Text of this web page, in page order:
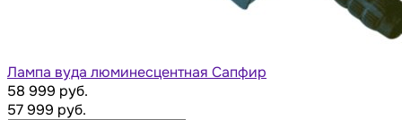
Лампа вуда люминесцентная Сапфир
58 999 руб.
57 999 руб.